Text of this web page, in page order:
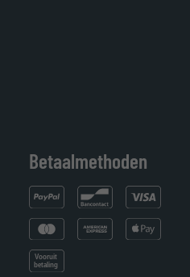
Betaalmethoden